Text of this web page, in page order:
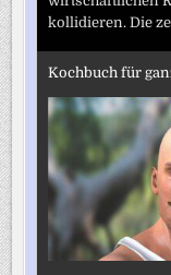
kollidieren. Die
Kochbuch für